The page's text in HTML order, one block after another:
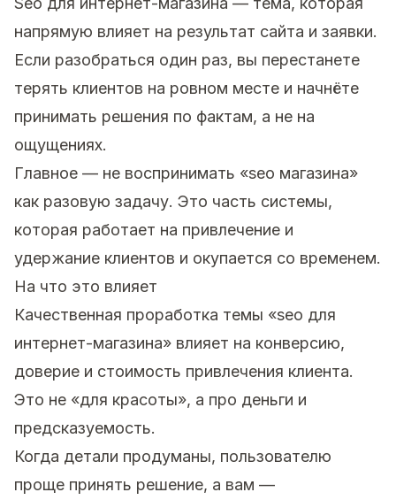
напрямую влияет на результат сайта и заявки.
Если разобраться один раз, вы перестанете
терять клиентов на ровном месте и начнёте
принимать решения по фактам, а не на
ощущениях.
Главное — не воспринимать «seo магазина»
как разовую задачу. Это часть системы,
которая работает на привлечение и
удержание клиентов и окупается со временем.
На что это влияет
Качественная проработка темы «seo для
интернет-магазина» влияет на конверсию,
доверие и стоимость привлечения клиента.
Это не «для красоты», а про деньги и
предсказуемость.
Когда детали продуманы, пользователю
проще принять решение, а вам —